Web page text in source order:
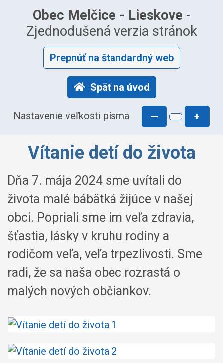
Obec Melčice - Lieskove -
Zjednodušená verzia stránok
Prepnúť na štandardný web
Späť na úvod
Nastavenie veľkosti písma — +
Vítanie detí do života
Dňa 7. mája 2024 sme uvítali do
života malé bábätká žijúce v našej
obci. Popriali sme im veľa zdravia,
šťastia, lásky v kruhu rodiny a
rodičom veľa, veľa trpezlivosti. Sme
radi, že sa naša obec rozrastá o
malých nových občiankov.